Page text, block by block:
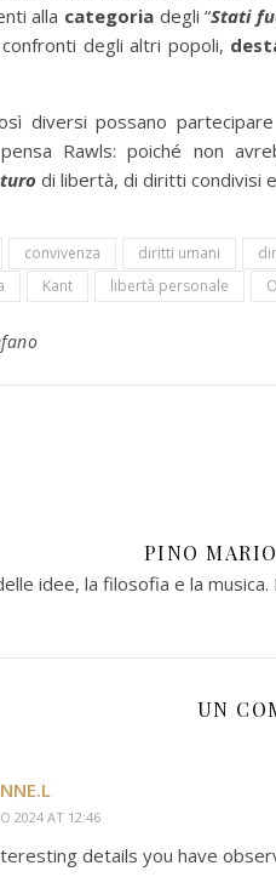
alla categoria degli “Stati
degli altri popoli,
diversi possano
Rawls: poiché non
di libertà, di diritti condivisi
convivenza diritti umani
Kant libertà personale
PINO
idee, la filosofia e la
UN
2024 AT 12:46
details you have